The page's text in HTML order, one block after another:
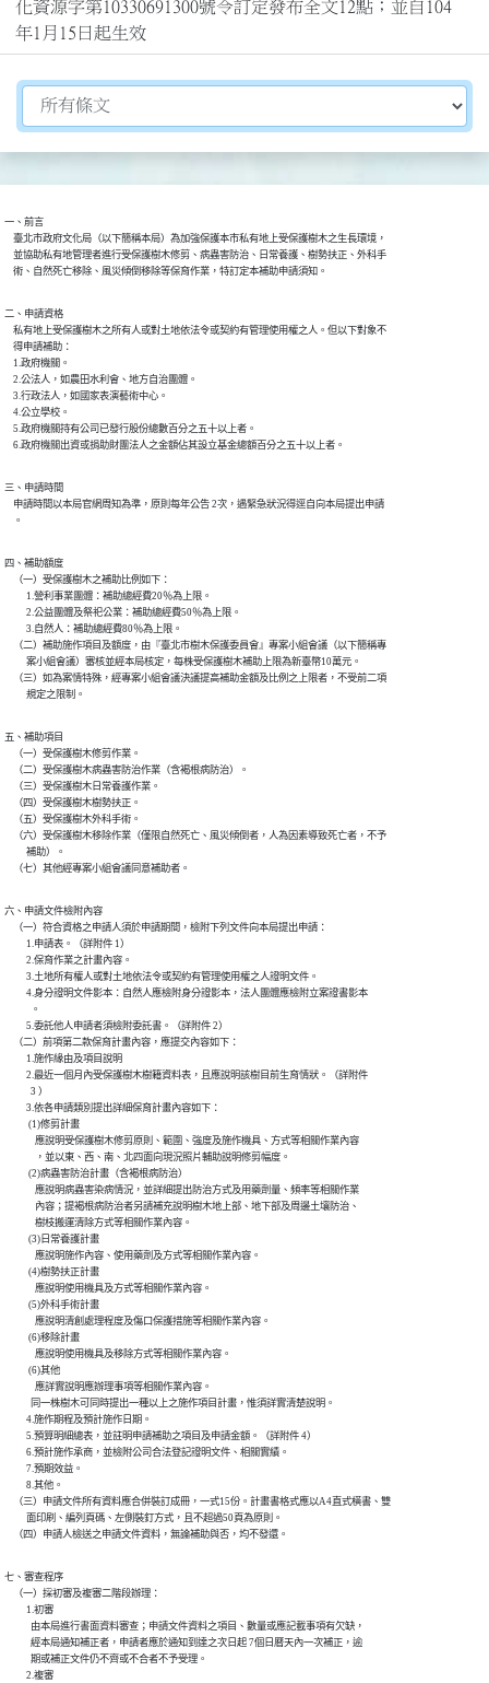
化資源字第10330691300號令訂定發布全文12點；並自104
年1月15日起生效
切換選擇法規資訊內容
一、前言
    臺北市政府文化局（以下簡稱本局）為加強保護本市私有地上受保護樹木之生長環境，
    並協助私有地管理者進行受保護樹木修剪、病蟲害防治、日常養護、樹勢扶正、外科手
    術、自然死亡移除、風災傾倒移除等保育作業，特訂定本補助申請須知。
二、申請資格
    私有地上受保護樹木之所有人或對土地依法令或契約有管理使用權之人。但以下對象不
    得申請補助：
    1.政府機關。
    2.公法人，如農田水利會、地方自治團體。
    3.行政法人，如國家表演藝術中心。
    4.公立學校。
    5.政府機關持有公司已發行股份總數百分之五十以上者。
    6.政府機關出資或捐助財團法人之金額佔其設立基金總額百分之五十以上者。
三、申請時間
    申請時間以本局官網周知為準，原則每年公告 2次，遇緊急狀況得逕自向本局提出申請
    。
四、補助額度
    （一）受保護樹木之補助比例如下：
          1.營利事業團體：補助總經費20％為上限。
          2.公益團體及祭祀公業：補助總經費50％為上限。
          3.自然人：補助總經費80％為上限。
    （二）補助施作項目及額度，由『臺北市樹木保護委員會』專案小組會議（以下簡稱專
          案小組會議）審核並經本局核定，每株受保護樹木補助上限為新臺幣10萬元。
    （三）如為案情特殊，經專案小組會議決議提高補助金額及比例之上限者，不受前二項
          規定之限制。
五、補助項目
    （一）受保護樹木修剪作業。
    （二）受保護樹木病蟲害防治作業（含褐根病防治）。
    （三）受保護樹木日常養護作業。
    （四）受保護樹木樹勢扶正。
    （五）受保護樹木外科手術。
    （六）受保護樹木移除作業（僅限自然死亡、風災傾倒者，人為因素導致死亡者，不予
          補助）。
    （七）其他經專案小組會議同意補助者。
六、申請文件檢附內容
    （一）符合資格之申請人須於申請期間，檢附下列文件向本局提出申請：
          1.申請表。（詳附件 1）
          2.保育作業之計畫內容。
          3.土地所有權人或對土地依法令或契約有管理使用權之人證明文件。
          4.身分證明文件影本：自然人應檢附身分證影本，法人團體應檢附立案證書影本
            。
          5.委託他人申請者須檢附委託書。（詳附件 2）
    （二）前項第二款保育計畫內容，應提交內容如下：
          1.施作緣由及項目說明
          2.最近一個月內受保護樹木樹籍資料表，且應說明該樹目前生育情狀。（詳附件
            3 ）
          3.依各申請類別提出詳細保育計畫內容如下：
           (1)修剪計畫
              應說明受保護樹木修剪原則、範圍、強度及施作機具、方式等相關作業內容
              ，並以東、西、南、北四面向現況照片輔助說明修剪幅度。
           (2)病蟲害防治計畫（含褐根病防治）
              應說明病蟲害染病情況，並詳細提出防治方式及用藥劑量、頻率等相關作業
              內容；提褐根病防治者另請補充說明樹木地上部、地下部及周邊土壤防治、
              樹枝搬運清除方式等相關作業內容。
           (3)日常養護計畫
              應說明施作內容、使用藥劑及方式等相關作業內容。
           (4)樹勢扶正計畫
              應說明使用機具及方式等相關作業內容。
           (5)外科手術計畫
              應說明清創處理程度及傷口保護措施等相關作業內容。
           (6)移除計畫
              應說明使用機具及移除方式等相關作業內容。
           (6)其他
              應詳實說明應辦理事項等相關作業內容。
            同一株樹木可同時提出一種以上之施作項目計畫，惟須詳實清楚說明。
          4.施作期程及預計施作日期。
          5.預算明細總表，並註明申請補助之項目及申請金額。（詳附件 4）
          6.預計施作承商，並檢附公司合法登記證明文件、相關實績。
          7.預期效益。
          8.其他。
    （三）申請文件所有資料應合併裝訂成冊，一式15份。計畫書格式應以A4直式橫書、雙
          面印刷、編列頁碼、左側裝釘方式，且不超過50頁為原則。
    （四）申請人檢送之申請文件資料，無論補助與否，均不發還。
七、審查程序
    （一）採初審及複審二階段辦理：
          1.初審
            由本局進行書面資料審查；申請文件資料之項目、數量或應記載事項有欠缺，
            經本局通知補正者，申請者應於通知到達之次日起 7個日曆天內一次補正，逾
            期或補正文件仍不齊或不合者不予受理。
          2.複審